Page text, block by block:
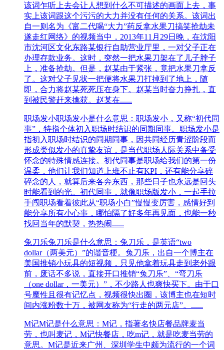
该词乍听上去会让人想到什么不可描述的画面上去，事
实上该词跟这个污污的大力并没有任何的关系。该词出
自一则名为《富二代喝“大力”药反拿水果刀搞笑抢劫未
遂走红网络》的视频当中，2013年11月29日晚，在沈阳
市沈河区文化东路某银行自助营业厅里，一对父子正在
办理存款业务。这时，突然一把水果刀架在了儿子脖子
上，准备抢劫。但是，赵某由于紧张，竟把水果刀拿反
了。这对父子见状一把便将水果刀打掉到了地上，随
即，合力将赵某死死压在身下。赵某当时奋力挣扎，直
到被民警赶来擒获。赵某在......
职场发小职场发小是什么意思：职场发小，又称“初代同
事”，特指个体初入职场时结识的同期同事。职场发小是
指初入职场时结识的同期同事，因共同经历青涩阶段而
形成类似发小的真挚友谊，是当代职场人际关系中备受
怀念的特殊情感连接。初代同事是职场给我们的第一份
温柔，他们让我们知道上班不止有KPI，还有能分享碎
碎念的人，就算后来各奔东西，那些日子也永远是回头
时能看到的光。初代同事，就像职场版发小，一起手拉
手闯职场看着彼此从“职场小白”慢慢变厉害，感情好到
能分享所有小心事，哪怕隔了好多年再见面，也能一秒
找回当年的默契，热热闹......
兔刀乐兔刀乐是什么意思：兔刀乐，是英语“two
dollar（两美元）”的谐音梗。兔刀乐，出自一个博主在
美国推销小玩具的短视频，只见他拿着玩具走到老外跟
前，废话不多说，直接开口推销“兔刀乐”、“弯刀乐
（one dollar，一美元）”，不少路人也爽快买下。由于口
号魔性且很有记忆点，视频很快出圈，该博主也在短时
间内涨粉数十万，被网友称为“行走的两元店”。......
M记M记是什么意思：M记，指著名快店餐品牌麦当
劳，也叫麦记，M记快餐店，吃m记，就是吃麦当劳的
意思。M记是近来广州、深圳学生中颇为流行的一个词